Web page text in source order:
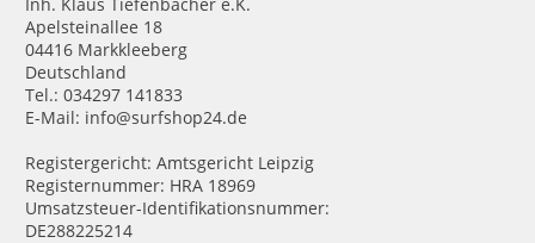
Apelsteinallee 18
04416 Markkleeberg
Deutschland
Tel.: 034297 141833
E-Mail: info@surfshop24.de
Registergericht: Amtsgericht Leipzig
Registernummer: HRA 18969
Umsatzsteuer-Identifikationsnummer:
DE288225214